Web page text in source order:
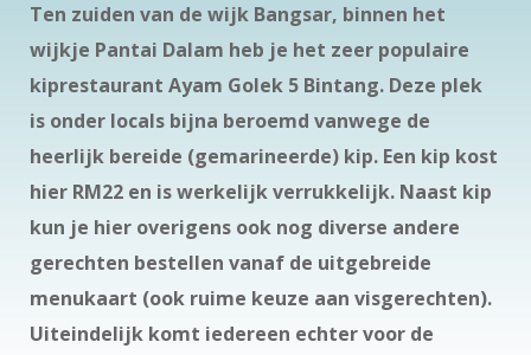
Ten zuiden van de wijk Bangsar, binnen het
wijkje Pantai Dalam heb je het zeer populaire
kiprestaurant Ayam Golek 5 Bintang. Deze plek
is onder locals bijna beroemd vanwege de
heerlijk bereide (gemarineerde) kip. Een kip kost
hier RM22 en is werkelijk verrukkelijk. Naast kip
kun je hier overigens ook nog diverse andere
gerechten bestellen vanaf de uitgebreide
menukaart (ook ruime keuze aan visgerechten).
Uiteindelijk komt iedereen echter voor de